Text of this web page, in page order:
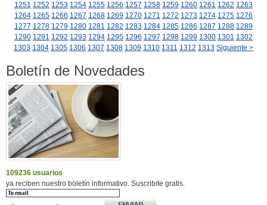
1251 1252 1253 1254 1255 1256 1257 1258 1259 1260 1261 1262 1263
1264 1265 1266 1267 1268 1269 1270 1271 1272 1273 1274 1275 1276
1277 1278 1279 1280 1281 1282 1283 1284 1285 1286 1287 1288 1289
1290 1291 1292 1293 1294 1295 1296 1297 1298 1299 1300 1301 1302
1303 1304 1305 1306 1307 1308 1309 1310 1311 1312 1313 Siguiente >
Boletín de Novedades
109236 usuarios
ya reciben nuestro boletín informativo. Suscribite gratis.